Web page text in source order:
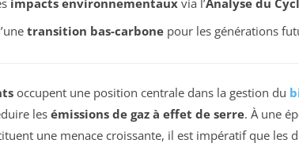
impacts environnementauxvia l’Analyse du
transition bas-carbonepour les générations
occupent une position centrale dans la gestion du
les émissions de gaz à effet de serre. À une
une menace croissante, il est impératif que les